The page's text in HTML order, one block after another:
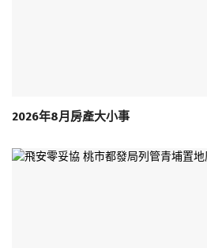
2026年8月房產大小事